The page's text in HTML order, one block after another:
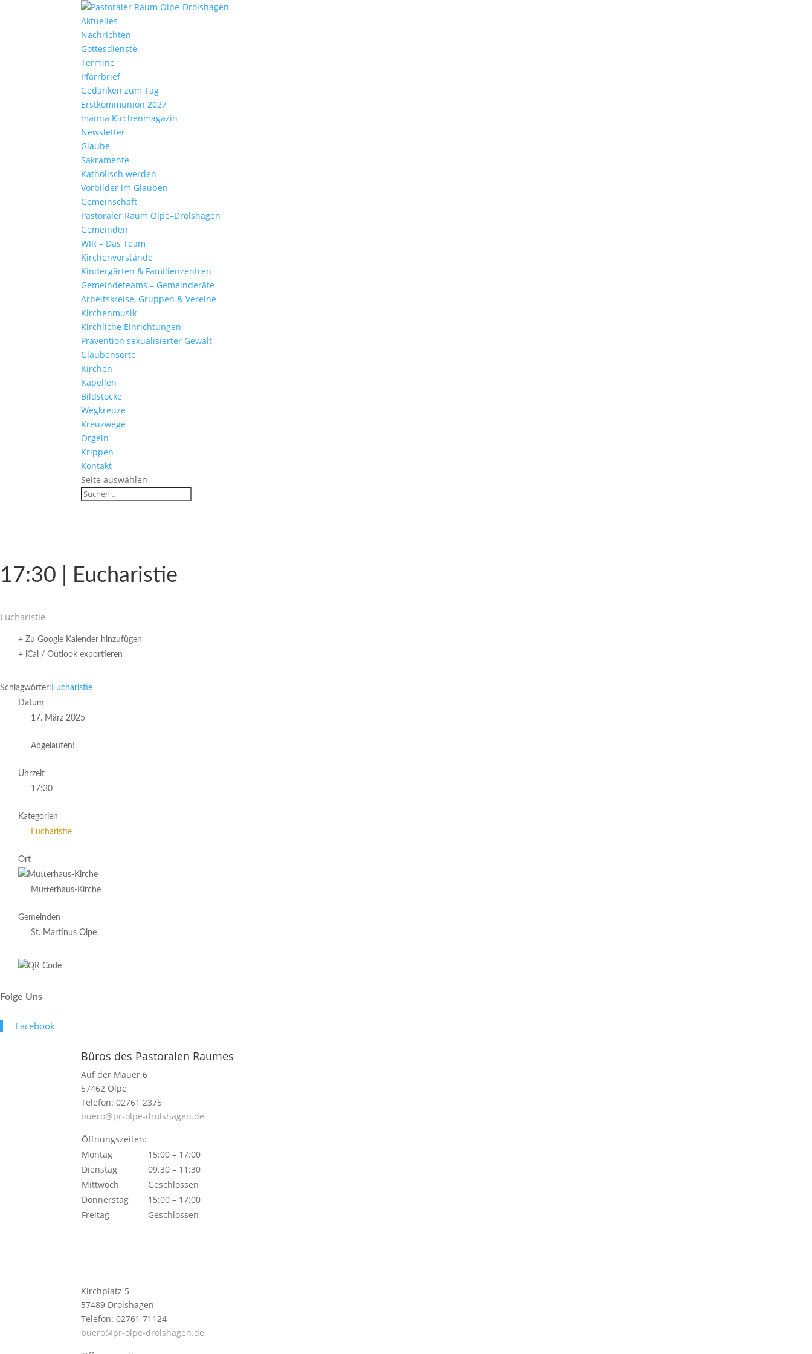
Aktu­elles
Nach­richten
Gottes­dienste
Termine
Pfarr­brief
Gedanken zum Tag
Erst­kom­mu­nion 2027
manna Kirchen­ma­gazin
News­letter
Glaube
Sakra­mente
Katho­lisch werden
Vorbilder im Glauben
Gemein­schaft
Pasto­raler Raum Olpe–Drolshagen
Gemeinden
WIR – Das Team
Kirchen­vor­stände
Kinder­gärten & Familienzentren
Gemein­de­teams – Gemeinderäte
Arbeits­kreise, Gruppen & Vereine
Kirchen­musik
Kirch­liche Einrichtungen
Präven­tion sexua­li­sierter Gewalt
Glau­ben­s­orte
Kirchen
Kapellen
Bild­stöcke
Wegkreuze
Kreuz­wege
Orgeln
Krippen
Kontakt
Seite auswählen
17:30 | Eucharistie
Eucha­ristie
+ Zu Google Kalender hinzufügen
+ iCal / Outlook exportieren
Schlagwörter: Eucharistie
Datum
17. März 2025
Abgelaufen!
Uhrzeit
17:30
Kategorien
Eucharistie
Ort
Mutterhaus-Kirche
Gemeinden
St. Martinus Olpe
Folge Uns
Face­book
Büros des Pastoralen Raumes
Auf der Mauer 6
57462 Olpe
Telefon: 02761 2375
buero@pr-olpe-drolshagen.de
Öffnungszeiten:
Montag
15:00 – 17:00
Dienstag
09.30 – 11:30
Mittwoch
Geschlossen
Donnerstag
15:00 – 17:00
Freitag
Geschlossen
Kirchplatz 5
57489 Drolshagen
Telefon: 02761 71124
buero@pr-olpe-drolshagen.de